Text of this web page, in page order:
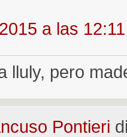
a las
lluly, pero
Pontieri